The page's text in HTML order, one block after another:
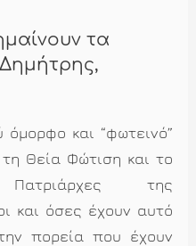
τα
όμορφο και “φωτεινό”
Θεία Φώτιση και το
της
και όσες έχουν αυτό
πορεία που έχουν